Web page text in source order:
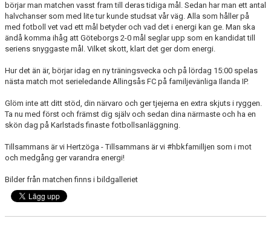
börjar man matchen vasst fram till deras tidiga mål. Sedan har man ett antal
halvchanser som med lite tur kunde studsat vår väg. Alla som håller på
med fotboll vet vad ett mål betyder och vad det i energi kan ge. Man ska
ändå komma ihåg att Göteborgs 2-0 mål seglar upp som en kandidat till
seriens snyggaste mål. Vilket skott, klart det ger dom energi.
Hur det än är, börjar idag en ny träningsvecka och på lördag 15:00 spelas
nästa match mot serieledande Allingsås FC på familjevänliga Ilanda IP.
Glöm inte att ditt stöd, din närvaro och ger tjejerna en extra skjuts i ryggen.
Ta nu med först och främst dig själv och sedan dina närmaste och ha en
skön dag på Karlstads finaste fotbollsanläggning.
Tillsammans är vi Hertzöga - Tillsammans är vi #hbkfamilljen som i mot
och medgång ger varandra energi!
Bilder från matchen finns i bildgalleriet